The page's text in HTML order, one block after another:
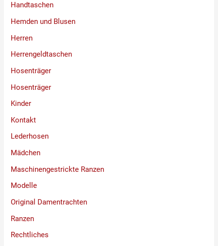
Handtaschen
Hemden und Blusen
Herren
Herrengeldtaschen
Hosenträger
Hosenträger
Kinder
Kontakt
Lederhosen
Mädchen
Maschinengestrickte Ranzen
Modelle
Original Damentrachten
Ranzen
Rechtliches